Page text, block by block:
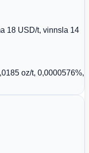
18 USD/t, vinnsla 14
oz/t, 0,0000576%,